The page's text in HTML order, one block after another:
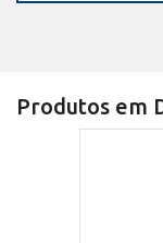
Produtos em